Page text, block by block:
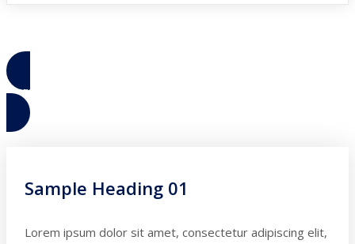
Paragraph with Photo Examples
Sample Heading 01
Lorem ipsum dolor sit amet, consectetur adipiscing elit,